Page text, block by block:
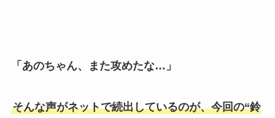
「あのちゃん、また攻めたな…」
そんな声がネットで続出しているのが、今回の“鈴